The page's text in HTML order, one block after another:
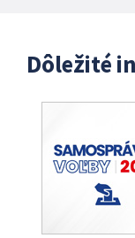
Dôležité